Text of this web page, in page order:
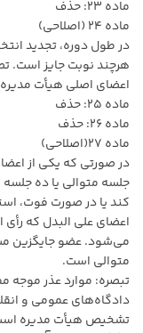
ماده ۲۳: حذف
ماده ۲۴ (اصلاحی)
در طول دوره، تجدید
هرچند نوبت جایز است.
اعضای اصلی هیأت مدیره
ماده ۲۵: حذف
ماده ۲۶: حذف
ماده ۲۷(اصلاحی)
در صورتی که یکی از
جلسه متوالی یا ده
کند یا در صورت فوت،
اعضای علی البدل که
می‌شود. عضو جایگزین
متوالی است.
دادگاه‌های عمومی و
تشخیص هیأت مدیره